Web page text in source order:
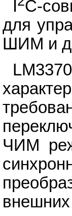
C-
для
ШИМ и
ЧИМ